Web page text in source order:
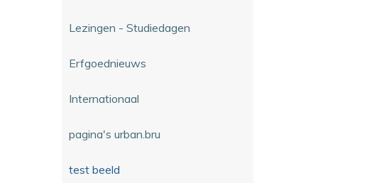
Lezingen - Studiedagen
Erfgoednieuws
Internationaal
pagina's urban.bru
test beeld